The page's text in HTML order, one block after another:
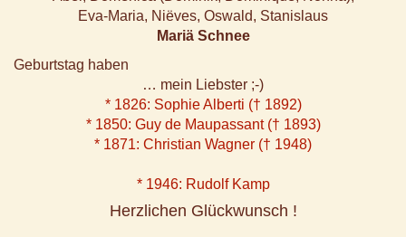
Eva-Maria, Niëves, Oswald, Stanislaus
Mariä Schnee
Geburtstag haben
… mein Liebster ;-)
* 1826: Sophie Alberti († 1892)
* 1850: Guy de Maupassant († 1893)
* 1871: Christian Wagner († 1948)
* 1946: Rudolf Kamp
Herzlichen Glückwunsch !